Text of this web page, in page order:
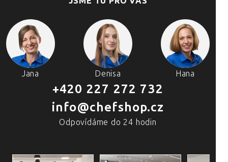
Jana Denisa Hana
+420 227 272 732
info@chefshop.cz
Odpovídáme do 24 hodin